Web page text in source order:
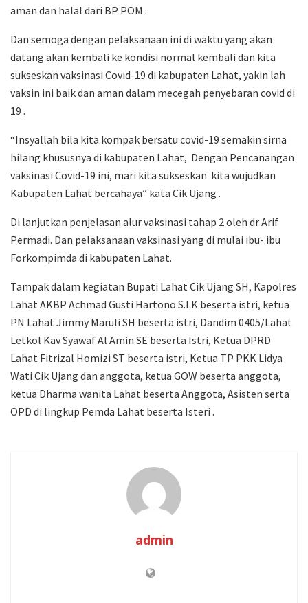
aman dan halal dari BP POM .
Dan semoga dengan pelaksanaan ini di waktu yang akan
datang akan kembali ke kondisi normal kembali dan kita
sukseskan vaksinasi Covid-19 di kabupaten Lahat, yakin lah
vaksin ini baik dan aman dalam mecegah penyebaran covid di
19 .
“Insyallah bila kita kompak bersatu covid-19 semakin sirna
hilang khususnya di kabupaten Lahat, Dengan Pencanangan
vaksinasi Covid-19 ini, mari kita sukseskan kita wujudkan
Kabupaten Lahat bercahaya” kata Cik Ujang .
Di lanjutkan penjelasan alur vaksinasi tahap 2 oleh dr Arif
Permadi. Dan pelaksanaan vaksinasi yang di mulai ibu- ibu
Forkompimda di kabupaten Lahat.
Tampak dalam kegiatan Bupati Lahat Cik Ujang SH, Kapolres
Lahat AKBP Achmad Gusti Hartono S.I.K beserta istri, ketua
PN Lahat Jimmy Maruli SH beserta istri, Dandim 0405/Lahat
Letkol Kav Syawaf Al Amin SE beserta Istri, Ketua DPRD
Lahat Fitrizal Homizi ST beserta istri, Ketua TP PKK Lidya
Wati Cik Ujang dan anggota, ketua GOW beserta anggota,
ketua Dharma wanita Lahat beserta Anggota, Asisten serta
OPD di lingkup Pemda Lahat beserta Isteri .
admin